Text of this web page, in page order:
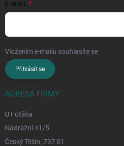
E-MAIL
Vložením e-mailu souhlasíte se
Přihlásit se
ADRESA FIRMY
U Foťáka
Nádražní 41/5
Český Těšín, 737 01